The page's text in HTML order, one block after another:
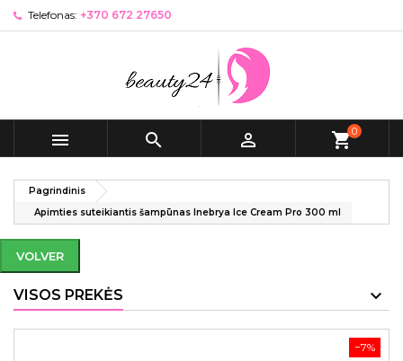
Telefonas: +370 672 27650
   shopping_cart0
Pagrindinis
Apimties suteikiantis šampūnas Inebrya Ice Cream Pro 300 ml
VOLVER
VISOS PREKĖS
−7%